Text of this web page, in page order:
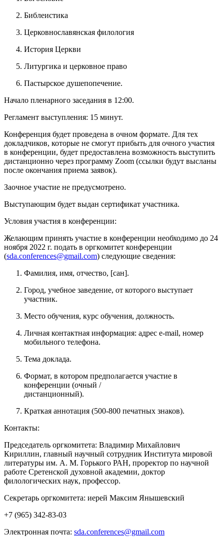
Библеистика
Церковнославянская филология
История Церкви
Литургика и церковное право
Пастырское душепопечение.
Начало пленарного заседания в 12:00.
Регламент выступления: 15 минут.
Конференция будет проведена в очном формате. Для тех
докладчиков, которые не смогут прибыть для очного участия
в конференции, будет предоставлена возможность выступить
дистанционно через программу Zoom (ссылки будут высланы
после окончания приема заявок).
Заочное участие не предусмотрено.
Выступающим будет выдан сертификат участника.
Условия участия в конференции:
Желающим принять участие в конференции необходимо до 24
ноября 2022 г. подать в оргкомитет конференции
(sda.conferences@gmail.com) следующие сведения:
Фамилия, имя, отчество, [сан].
Город, учебное заведение, от которого выступает
участник.
Место обучения, курс обучения, должность.
Личная контактная информация: адрес e-mail, номер
мобильного телефона.
Тема доклада.
Формат, в котором предполагается участие в
конференции (очный /
дистанционный).
Краткая аннотация (500-800 печатных знаков).
Контакты:
Председатель оргкомитета: Владимир Михайлович
Кириллин, главный научный сотрудник Института мировой
литературы им. А. М. Горького РАН, проректор по научной
работе Сретенской духовной академии, доктор
филологических наук, профессор.
Секретарь оргкомитета: иерей Максим Янышевский
+7 (965) 342-83-03
Электронная почта: sda.conferences@gmail.com